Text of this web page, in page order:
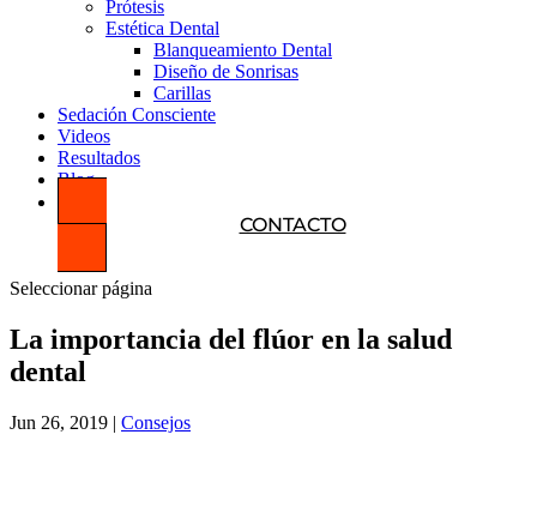
Prótesis
Estética Dental
Blanqueamiento Dental
Diseño de Sonrisas
Carillas
Sedación Consciente
Videos
Resultados
Blog
CONTACTO
Seleccionar página
La importancia del flúor en la salud
dental
Jun 26, 2019 | Consejos